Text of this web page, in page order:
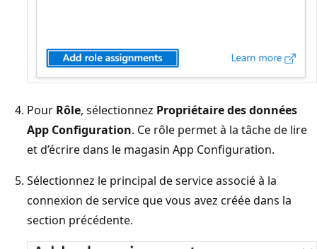
Pour Rôle, sélectionnez Propriétaire des données
App Configuration. Ce rôle permet à la tâche de lire
et d’écrire dans le magasin App Configuration.
Sélectionnez le principal de service associé à la
connexion de service que vous avez créée dans la
section précédente.